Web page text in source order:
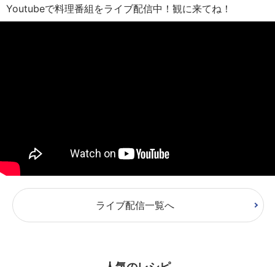
Youtubeで料理番組をライブ配信中！観に来てね！
ライブ配信一覧へ